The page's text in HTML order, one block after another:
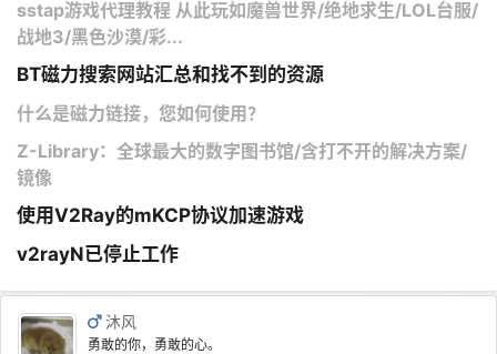
sstap游戏代理教程 从此玩如魔兽世界/绝地求生/LOL台服/
战地3/黑色沙漠/彩...
BT磁力搜索网站汇总和找不到的资源
什么是磁力链接，您如何使用？
Z-Library：全球最大的数字图书馆/含打不开的解决方案/
镜像
使用V2Ray的mKCP协议加速游戏
v2rayN已停止工作
沐风
勇敢的你，勇敢的心。